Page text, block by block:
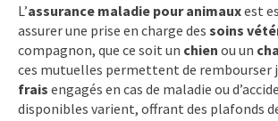
L’assurance maladie pour animauxest
assurer une prise en charge des soins
compagnon, que ce soit un chien ou un
ces mutuelles permettent de rembourser
frais engagés en cas de maladie ou
disponibles varient, offrant des plafonds